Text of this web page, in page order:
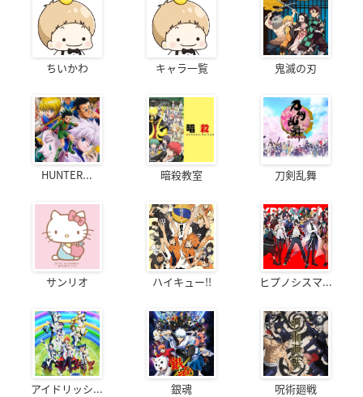
ちいかわ キャラ一覧 鬼滅の刃
HUNTER... 暗殺教室 刀剣乱舞
サンリオ ハイキュー!! ヒプノシスマ...
アイドリッシ... 銀魂 呪術廻戦